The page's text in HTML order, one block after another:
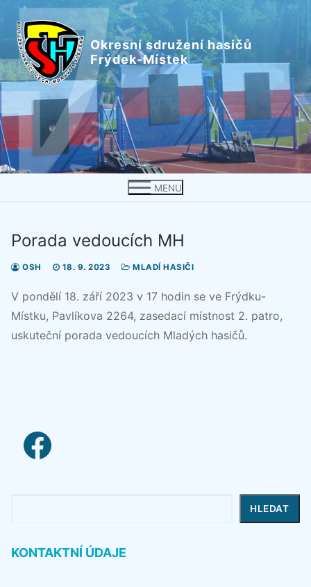
Přeskočit
obsah
Okresní sdružení hasičů
Frýdek-Místek
MENU
Porada vedoucích MH
OSH 18. 9. 2023 MLADÍ HASIČI
V pondělí 18. září 2023 v 17 hodin se ve Frýdku-
Místku, Pavlíkova 2264, zasedací místnost 2. patro,
uskuteční porada vedoucích Mladých hasičů.
facebook link
HLEDAT
KONTAKTNÍ ÚDAJE